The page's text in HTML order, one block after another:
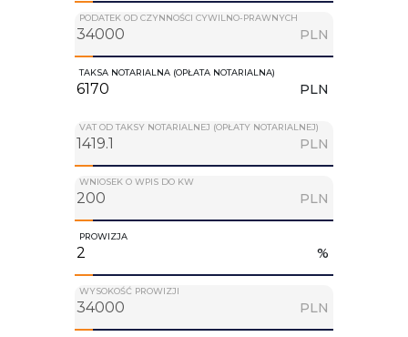
PODATEK OD CZYNNOŚCI CYWILNO-PRAWNYCH
PLN
TAKSA NOTARIALNA (OPŁATA NOTARIALNA)
PLN
VAT OD TAKSY NOTARIALNEJ (OPŁATY NOTARIALNEJ)
PLN
WNIOSEK O WPIS DO KW
PLN
PROWIZJA
%
WYSOKOŚĆ PROWIZJI
PLN